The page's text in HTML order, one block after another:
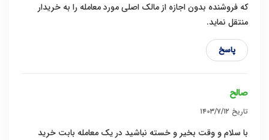
که فروشنده بدون اجازه از مالک اصلی مورد معامله را به خریدار
منتقل نماید.
پاسخ
صالح
تاریخ ۱۴۰۳/۷/۱۲
با سلام و وقت بخیر و خسته نباشید در یک معامله بابت خرید